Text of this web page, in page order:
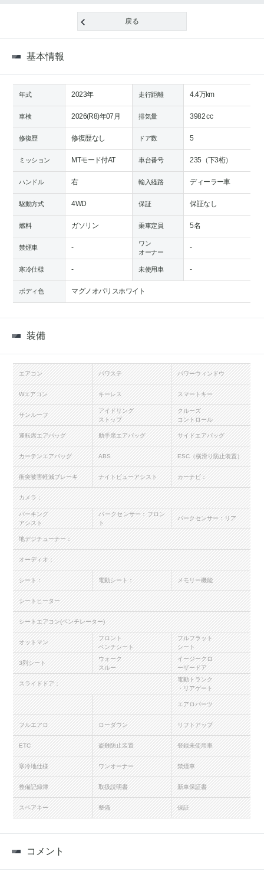
戻る
基本情報
年式 2023年 走行距離 4.4万km
車検 2026(R8)年07月 排気量 3982 cc
修復歴 修復歴なし ドア数 5
ミッション MTモード付AT 車台番号 235（下3桁）
ハンドル 右 輸入経路 ディーラー車
駆動方式 4WD 保証 保証なし
燃料 ガソリン 乗車定員 5名
禁煙車 -
ワン
オーナー
-
寒冷仕様 - 未使用車 -
ボディ色 マグノオパリスホワイト
装備
エアコン パワステ パワーウィンドウ
Wエアコン キーレス スマートキー
サンルーフ
アイドリング
ストップ
クルーズ
コントロール
運転席エアバッグ 助手席エアバッグ サイドエアバッグ
カーテンエアバッグ ABS ESC（横滑り防止装置）
衝突被害軽減ブレーキ ナイトビューアシスト カーナビ：
カメラ：
パーキング
アシスト
パークセンサー：フロン
ト
パークセンサー：リア
地デジチューナー：
オーディオ：
シート： 電動シート： メモリー機能
シートヒーター
シートエアコン(ベンチレーター)
オットマン
フロント
ベンチシート
フルフラット
シート
3列シート
ウォーク
スルー
イージークロ
ーザードア
スライドドア：
電動トランク
・リアゲート
エアロパーツ
フルエアロ ローダウン リフトアップ
ETC 盗難防止装置 登録未使用車
寒冷地仕様 ワンオーナー 禁煙車
整備記録簿 取扱説明書 新車保証書
スペアキー 整備 保証
コメント